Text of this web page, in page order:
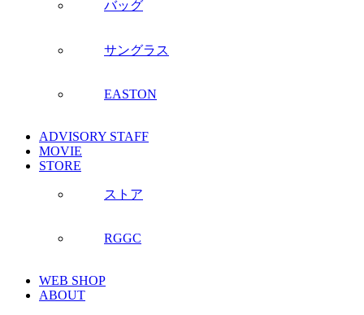
バッグ
サングラス
EASTON
ADVISORY STAFF
MOVIE
STORE
ストア
RGGC
WEB SHOP
ABOUT